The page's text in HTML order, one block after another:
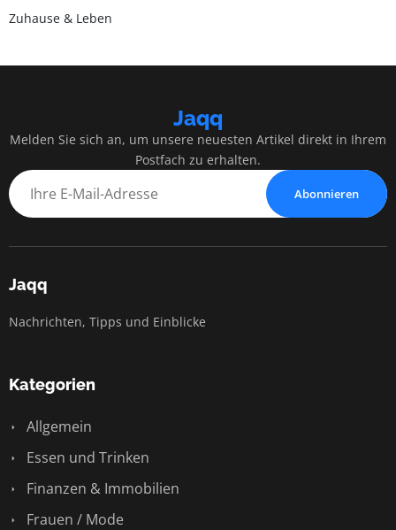
Zuhause & Leben
Jaqq
Melden Sie sich an, um unsere neuesten Artikel direkt in Ihrem
Postfach zu erhalten.
Abonnieren
Jaqq
Nachrichten, Tipps und Einblicke
Kategorien
Allgemein
Essen und Trinken
Finanzen & Immobilien
Frauen / Mode